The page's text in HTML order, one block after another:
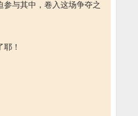
参与其中，卷入这场争夺之
！